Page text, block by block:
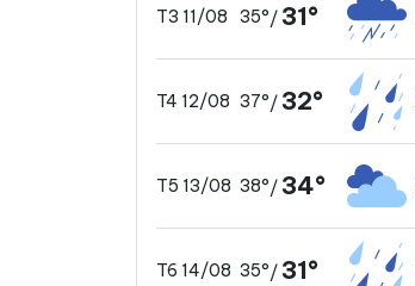
T3 11/08 35°/31°
T4 12/08 37°/32°
T5 13/08 38°/34°
T6 14/08 35°/31°